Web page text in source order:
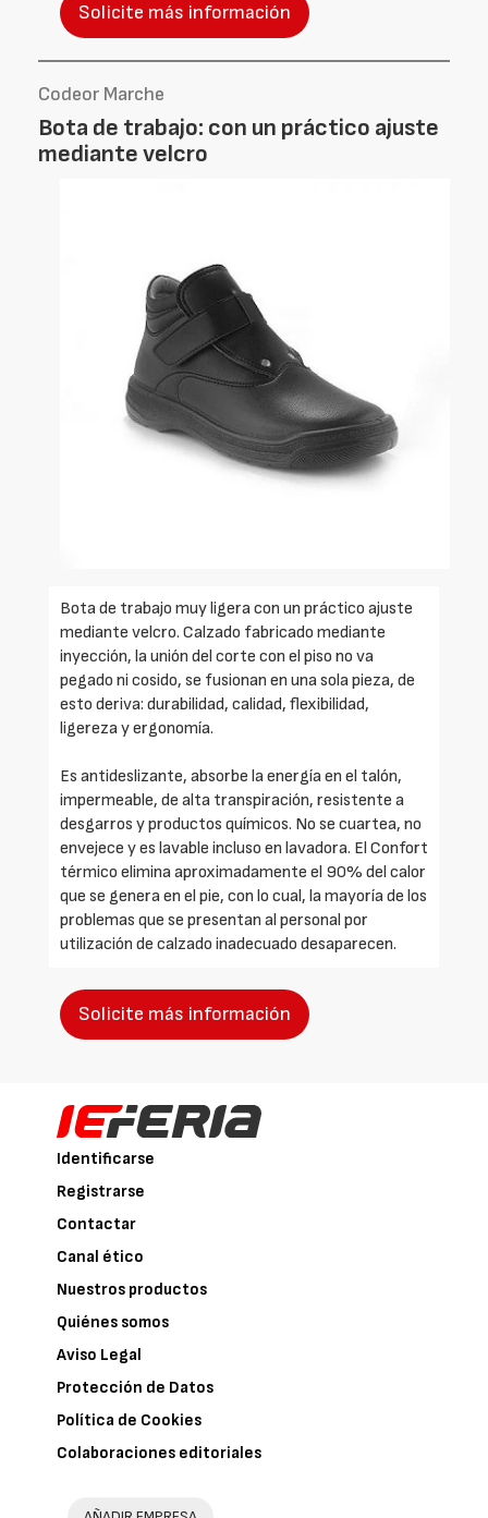
Solicite más información
Codeor Marche
Bota de trabajo: con un práctico ajuste
mediante velcro
Bota de trabajo muy ligera con un práctico ajuste
mediante velcro. Calzado fabricado mediante
inyección, la unión del corte con el piso no va
pegado ni cosido, se fusionan en una sola pieza, de
esto deriva: durabilidad, calidad, flexibilidad,
ligereza y ergonomía.
Es antideslizante, absorbe la energía en el talón,
impermeable, de alta transpiración, resistente a
desgarros y productos químicos. No se cuartea, no
envejece y es lavable incluso en lavadora. El Confort
térmico elimina aproximadamente el 90% del calor
que se genera en el pie, con lo cual, la mayoría de los
problemas que se presentan al personal por
utilización de calzado inadecuado desaparecen.
Solicite más información
Identificarse
Registrarse
Contactar
Canal ético
Nuestros productos
Quiénes somos
Aviso Legal
Protección de Datos
Política de Cookies
Colaboraciones editoriales